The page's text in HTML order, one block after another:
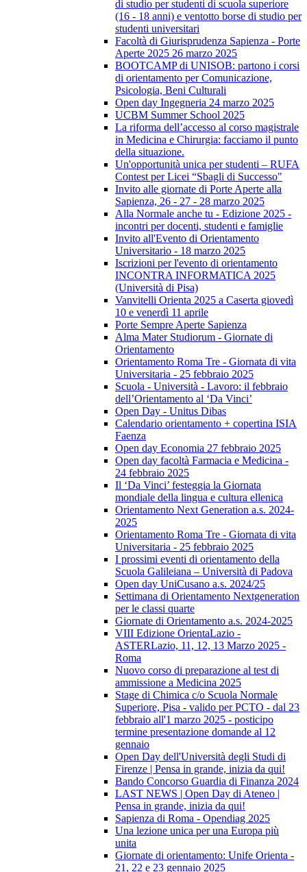
di studio per studenti di scuola superiore
(16 - 18 anni) e ventotto borse di studio per
studenti universitari
Facoltà di Giurisprudenza Sapienza - Porte
Aperte 2025 26 marzo 2025
BOOTCAMP di UNISOB: partono i corsi
di orientamento per Comunicazione,
Psicologia, Beni Culturali
Open day Ingegneria 24 marzo 2025
UCBM Summer School 2025
La riforma dell’accesso al corso magistrale
in Medicina e Chirurgia: facciamo il punto
della situazione.
Un'opportunità unica per studenti – RUFA
Contest per Licei “Sbagli di Successo"
Invito alle giornate di Porte Aperte alla
Sapienza, 26 - 27 - 28 marzo 2025
Alla Normale anche tu - Edizione 2025 -
incontri per docenti, studenti e famiglie
Invito all'Evento di Orientamento
Universitario - 18 marzo 2025
Iscrizioni per l'evento di orientamento
INCONTRA INFORMATICA 2025
(Università di Pisa)
Vanvitelli Orienta 2025 a Caserta giovedì
10 e venerdì 11 aprile
Porte Sempre Aperte Sapienza
Alma Mater Studiorum - Giornate di
Orientamento
Orientamento Roma Tre - Giornata di vita
Universitaria - 25 febbraio 2025
Scuola - Università - Lavoro: il febbraio
dell’Orientamento al ‘Da Vinci’
Open Day - Unitus Dibas
Calendario orientamento + copertina ISIA
Faenza
Open day Economia 27 febbraio 2025
Open day facoltà Farmacia e Medicina -
24 febbraio 2025
Il ‘Da Vinci’ festeggia la Giornata
mondiale della lingua e cultura ellenica
Orientamento Next Generation a.s. 2024-
2025
Orientamento Roma Tre - Giornata di vita
Universitaria - 25 febbraio 2025
I prossimi eventi di orientamento della
Scuola Galileiana – Università di Padova
Open day UniCusano a.s. 2024/25
Settimana di Orientamento Nextgeneration
per le classi quarte
Giornate di Orientamento a.s. 2024-2025
VIII Edizione OrientaLazio -
ASTERLazio, 11, 12, 13 Marzo 2025 -
Roma
Nuovo corso di preparazione al test di
ammissione a Medicina 2025
Stage di Chimica c/o Scuola Normale
Superiore, Pisa - valido per PCTO - dal 23
febbraio all'1 marzo 2025 - posticipo
termine presentazione domande al 12
gennaio
Open Day dell'Università degli Studi di
Firenze | Pensa in grande, inizia da qui!
Bando Concorso Guardia di Finanza 2024
LAST NEWS | Open Day di Ateneo |
Pensa in grande, inizia da qui!
Sapienza di Roma - Opendiag 2025
Una lezione unica per una Europa più
unita
Giornate di orientamento: Unife Orienta -
21, 22 e 23 gennaio 2025